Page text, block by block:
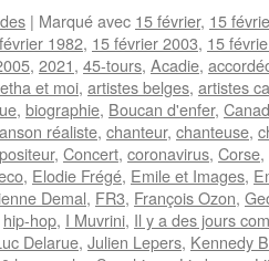
| Marqué avec 15 février, 15
1982, 15 février 2003, 15
, 2021, 45-tours, Acadie,
et moi, artistes belges, artistes
, biographie, Boucan d'enfer,
réaliste, chanteur, chanteuse,
, Concert, coronavirus, Corse,
, Elodie Frégé, Emile et Images,
Demal, FR3, François Ozon,
hip-hop, I Muvrini, Il y a des jours
Delarue, Julien Lepers, Kennedy